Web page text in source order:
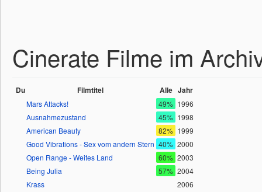
Cinerate Filme im
Du Filmtitel Alle Jahr
Mars Attacks! 49% 1996
Ausnahmezustand
45% 1998
American Beauty
82% 1999
Good Vibrations - Sex vom andern Stern 40% 2000
Open Range - Weites Land
60% 2003
Being Julia
57% 2004
Krass
2006